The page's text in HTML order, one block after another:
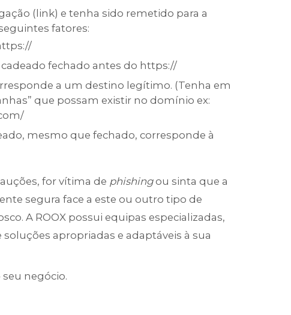
(link) e tenha sido remetido para a
fatores:
fechado antes do https://
a um destino legítimo. (Tenha em
que possam existir no domínio ex:
mesmo que fechado, corresponde à
for vítima de phishingou sinta que a
segura face a este ou outro tipo de
A ROOX possui equipas especializadas,
apropriadas e adaptáveis à sua
negócio.